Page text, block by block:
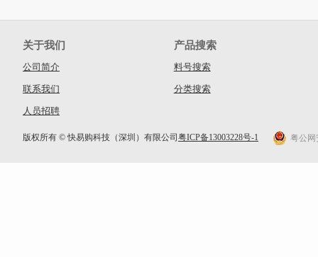
关于我们
公司简介
联系我们
人员招聘
产品搜索
料号搜索
分类搜索
版权所有 © 快易购科技（深圳）有限公司 粤ICP备13003228号-1 粤公网